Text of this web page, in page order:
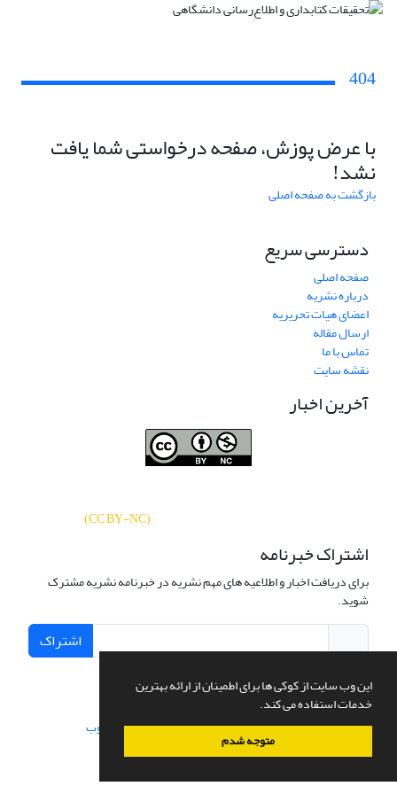
این وب سایت از کوکی ها برای اطمینان از ارائه بهترین
خدمات استفاده می کند.
متوجه شدم
404
با عرض پوزش، صفحه درخواستی شما یافت
نشد!
بازگشت به صفحه اصلی
دسترسی سریع
صفحه اصلی
درباره نشریه
اعضای هیات تحریریه
ارسال مقاله
تماس با ما
نقشه سایت
آخرین اخبار
(
CC BY-NC
)
اشتراک خبرنامه
برای دریافت اخبار و اطلاعیه های مهم نشریه در خبرنامه نشریه مشترک
شوید.
اشتراک
سامانه مدیریت نشریات علمی.طراحی و پیاده سازی از سیناوب